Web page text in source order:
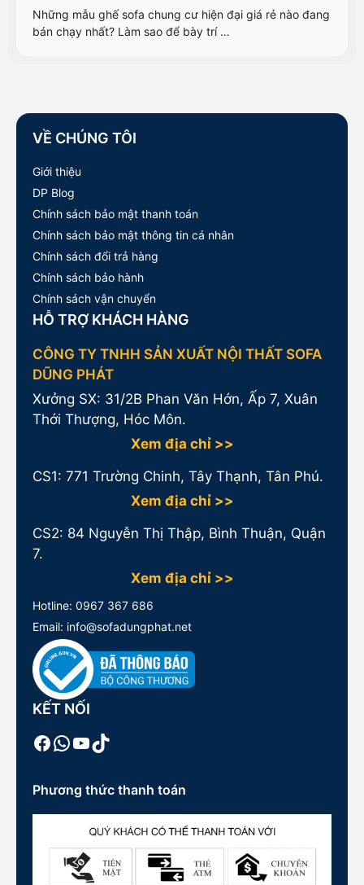
Những mẫu ghế sofa chung cư hiện đại giá rẻ nào đang
bán chạy nhất? Làm sao để bày trí …
VỀ CHÚNG TÔI
Giới thiệu
DP Blog
Chính sách bảo mật thanh toán
Chính sách bảo mật thông tin cá nhân
Chính sách đổi trả hàng
Chính sách bảo hành
Chính sách vận chuyển
HỖ TRỢ KHÁCH HÀNG
CÔNG TY TNHH SẢN XUẤT NỘI THẤT SOFA
DŨNG PHÁT
Xưởng SX: 31/2B Phan Văn Hớn, Ấp 7, Xuân
Thới Thượng, Hóc Môn.
Xem địa chỉ >>
CS1: 771 Trường Chinh, Tây Thạnh, Tân Phú.
Xem địa chỉ >>
CS2: 84 Nguyễn Thị Thập, Bình Thuận, Quận
7.
Xem địa chỉ >>
Hotline: 0967 367 686
Email: info@sofadungphat.net
KẾT NỐI
Facebook
WhatsApp
Youtube
TikTok
Phương thức thanh toán